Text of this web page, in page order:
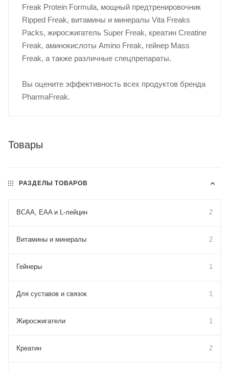
Freak Protein Formula, мощный предтренировочник
Ripped Freak, витамины и минералы Vita Freaks
Packs, жиросжигатель Super Freak, креатин Creatine
Freak, аминокислоты Amino Freak, гейнер Mass
Freak, а также различные спецпрепараты.
Вы оцените эффективность всех продуктов бренда
PharmaFreak.
Товары
РАЗДЕЛЫ ТОВАРОВ
BCAA, EAA и L-лейцин 2
Витамины и минералы 2
Гейнеры 1
Для cуставов и связок 1
Жиросжигатели 1
Креатин 2